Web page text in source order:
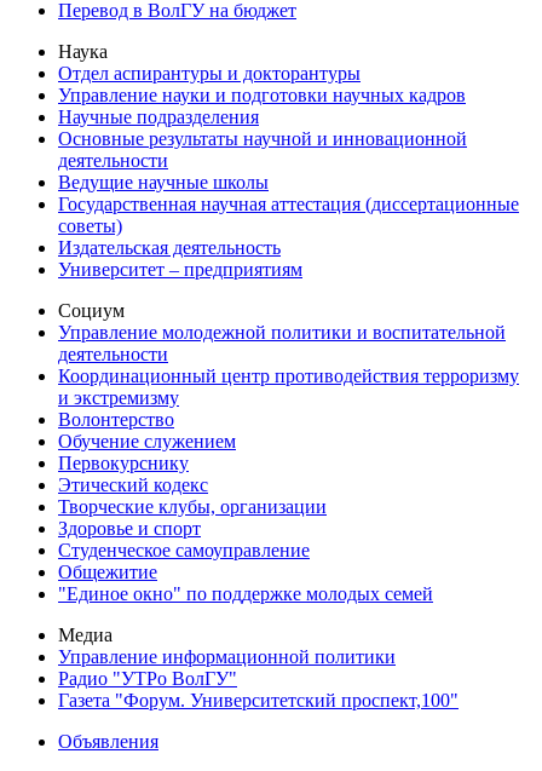
Перевод в ВолГУ на бюджет
Наука
Отдел аспирантуры и докторантуры
Управление науки и подготовки научных кадров
Научные подразделения
Основные результаты научной и инновационной
деятельности
Ведущие научные школы
Государственная научная аттестация (диссертационные
советы)
Издательская деятельность
Университет – предприятиям
Социум
Управление молодежной политики и воспитательной
деятельности
Координационный центр противодействия терроризму
и экстремизму
Волонтерство
Обучение служением
Первокурснику
Этический кодекс
Творческие клубы, организации
Здоровье и спорт
Студенческое самоуправление
Общежитие
"Единое окно" по поддержке молодых семей
Медиа
Управление информационной политики
Радио "УТРо ВолГУ"
Газета "Форум. Университетский проспект,100"
Объявления